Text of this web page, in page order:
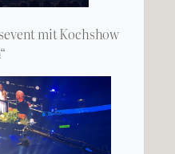
mit Kochshow